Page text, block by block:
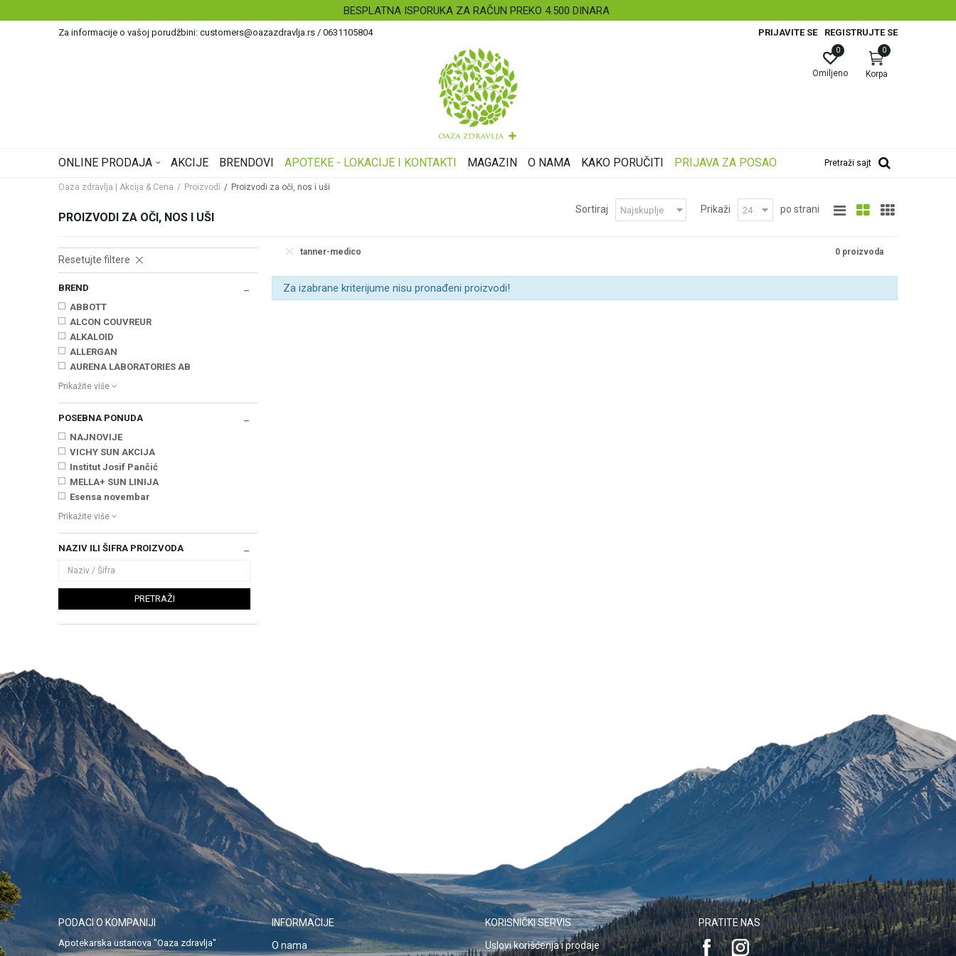
BESPLATNA ISPORUKA ZA RAČUN PREKO 4.500 DINARA
Za informacije o vašoj porudžbini: customers@oazazdravlja.rs / 0631105804 PRIJAVITE SE REGISTRUJTE SE
Korpa
0
Omiljeno
0
ONLINE PRODAJA AKCIJE BRENDOVI APOTEKE - LOKACIJE I KONTAKTI MAGAZIN O NAMA KAKO PORUČITI PRIJAVA ZA POSAO Pretraži sajt
Oaza zdravlja | Akcija & Cena Proizvodi Proizvodi za oči, nos i uši
PROIZVODI ZA OČI, NOS I UŠI
Sortiraj Prikaži po strani
Resetujte filtere
BREND
ABBOTT
ALCON COUVREUR
ALKALOID
ALLERGAN
AURENA LABORATORIES AB
Prikažite više
POSEBNA PONUDA
NAJNOVIJE
VICHY SUN AKCIJA
Institut Josif Pančić
MELLA+ SUN LINIJA
Esensa novembar
Prikažite više
NAZIV ILI ŠIFRA PROIZVODA
PRETRAŽI
tanner-medico 0 proizvoda
Za izabrane kriterijume nisu pronađeni proizvodi!
PODACI O KOMPANIJI
Apotekarska ustanova "Oaza zdravlja"
INFORMACIJE
O nama
KORISNIČKI SERVIS
Uslovi korišćenja i prodaje
PRATITE NAS